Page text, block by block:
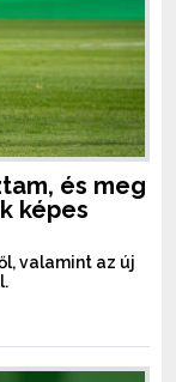
és meg
képes
valamint az új